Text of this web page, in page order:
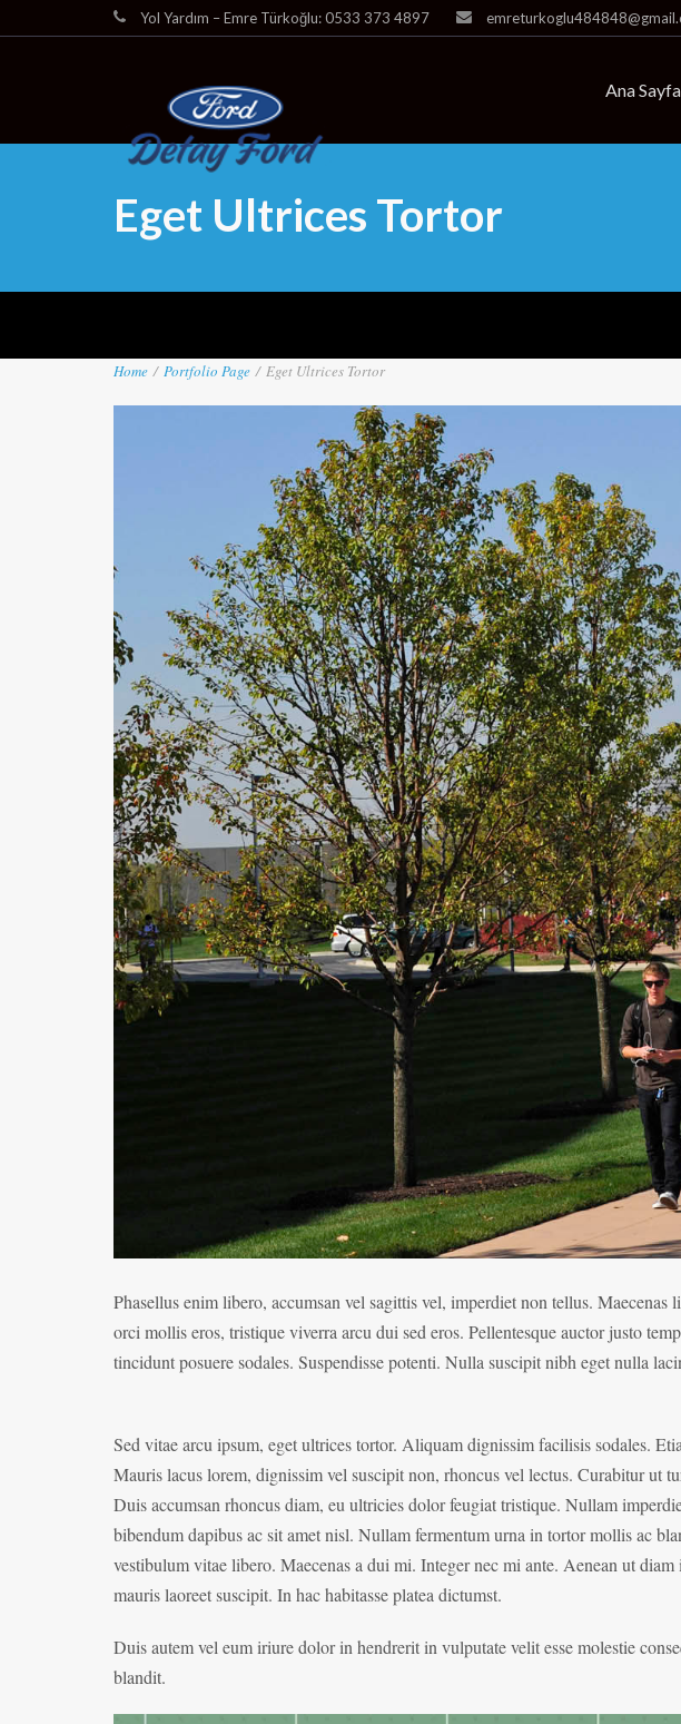
Yol Yardım – Emre Türkoğlu: 0533 373 4897
Ana Sayfa
Eget Ultrices Tortor
Home / Portfolio Page / Eget Ultrices Tortor
Phasellus enim libero, accumsan vel sagittis vel, imperdiet non tellus.
orci mollis eros, tristique viverra arcu dui sed eros. Pellentesque auctor justo
tincidunt posuere sodales. Suspendisse potenti. Nulla suscipit nibh eget nulla
Sed vitae arcu ipsum, eget ultrices tortor. Aliquam dignissim facilisis sodales.
Mauris lacus lorem, dignissim vel suscipit non, rhoncus vel lectus. Curabitur ut
Duis accumsan rhoncus diam, eu ultricies dolor feugiat tristique. Nullam
bibendum dapibus ac sit amet nisl. Nullam fermentum urna in tortor mollis ac
vestibulum vitae libero. Maecenas a dui mi. Integer nec mi ante. Aenean ut
mauris laoreet suscipit. In hac habitasse platea dictumst.
Duis autem vel eum iriure dolor in hendrerit in vulputate velit esse molestie
blandit.